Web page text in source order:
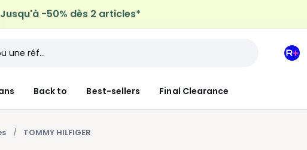
offerte*sur tous vos achats Mode & Maison
Back to Best-sellers Final Clearance
Mon
TOMMY HILFIGER